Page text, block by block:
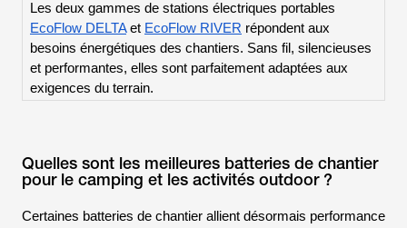
Les deux gammes de stations électriques portables
EcoFlow DELTAet EcoFlow RIVER répondent aux
besoins énergétiques des chantiers. Sans fil, silencieuses
et performantes, elles sont parfaitement adaptées aux
exigences du terrain.
Quelles sont les meilleures batteries de chantier
pour le camping et les activités outdoor ?
Certaines batteries de chantier allient désormais performance